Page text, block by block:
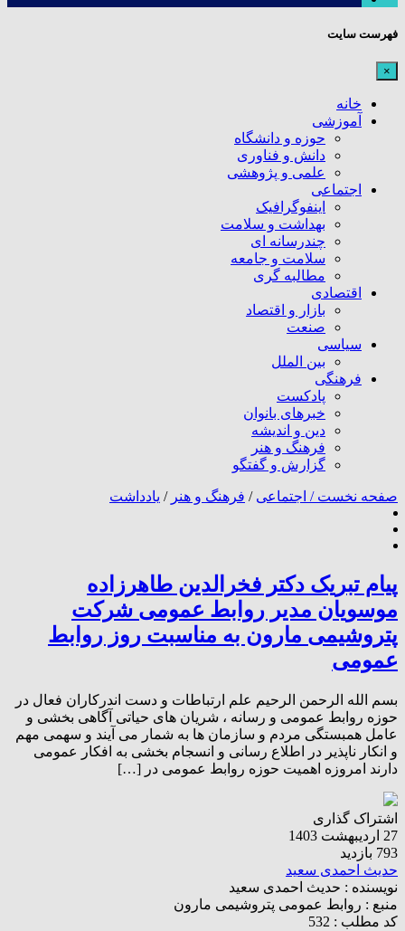
فهرست سایت
×
خانه
آموزشی
حوزه و دانشگاه
دانش و فناوری
علمی و پژوهشی
اجتماعی
اینفوگرافیک
بهداشت و سلامت
چندرسانه ای
سلامت و جامعه
مطالبه گری
اقتصادی
بازار و اقتصاد
صنعت
سیاسی
بین الملل
فرهنگی
پادکست
خبرهای بانوان
دین و اندیشه
فرهنگ و هنر
گزارش و گفتگو
صفحه نخست / اجتماعی / فرهنگ و هنر / یادداشت
پیام تبریک دکتر فخرالدین طاهرزاده
موسویان مدیر روابط عمومی شرکت
پتروشیمی مارون به مناسبت روز روابط
عمومی
بسم الله الرحمن الرحیم علم ارتباطات و دست اندرکاران فعال در
حوزه روابط عمومی و رسانه ، شریان های حیاتی آگاهی بخشی و
عامل همبستگی مردم و سازمان ها به شمار می آیند و سهمی مهم
و انکار ناپذیر در اطلاع رسانی و انسجام بخشی به افکار عمومی
دارند امروزه اهمیت حوزه روابط عمومی در […]
اشتراک گذاری
27 اردیبهشت 1403
793 بازدید
حدیث احمدی سعید
نویسنده : حدیث احمدی سعید
منبع : روابط عمومی پتروشیمی مارون
کد مطلب : 532